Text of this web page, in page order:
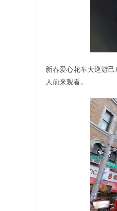
新春爱心花车大巡游
人前来观看。